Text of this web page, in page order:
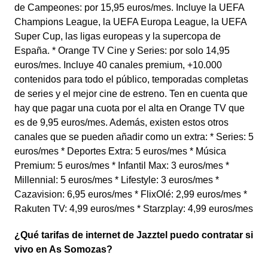
de Campeones: por 15,95 euros/mes. Incluye la UEFA
Champions League, la UEFA Europa League, la UEFA
Super Cup, las ligas europeas y la supercopa de
España. * Orange TV Cine y Series: por solo 14,95
euros/mes. Incluye 40 canales premium, +10.000
contenidos para todo el público, temporadas completas
de series y el mejor cine de estreno. Ten en cuenta que
hay que pagar una cuota por el alta en Orange TV que
es de 9,95 euros/mes. Además, existen estos otros
canales que se pueden añadir como un extra: * Series: 5
euros/mes * Deportes Extra: 5 euros/mes * Música
Premium: 5 euros/mes * Infantil Max: 3 euros/mes *
Millennial: 5 euros/mes * Lifestyle: 3 euros/mes *
Cazavision: 6,95 euros/mes * FlixOlé: 2,99 euros/mes *
Rakuten TV: 4,99 euros/mes * Starzplay: 4,99 euros/mes
¿Qué tarifas de internet de Jazztel puedo contratar si
vivo en As Somozas?